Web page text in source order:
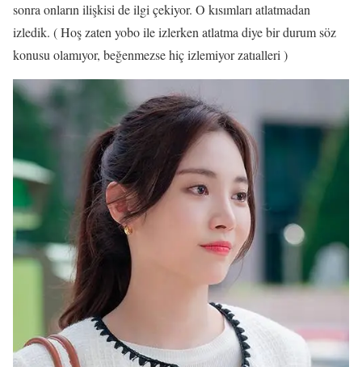
sonra onların ilişkisi de ilgi çekiyor. O kısımları atlatmadan
izledik. ( Hoş zaten yobo ile izlerken atlatma diye bir durum söz
konusu olamıyor, beğenmezse hiç izlemiyor zatıalleri )